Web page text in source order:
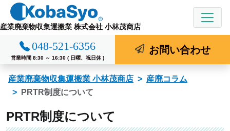
テ
ッ
プ
産業廃棄物収集運搬業 株式会社 小林茂商店
048-521-6356
営業時間 8:30 ～ 16:30 ( 日曜、祝日休 )
お問い合わせ
産業廃棄物収集運搬業 小林茂商店
産廃コラム
PRTR制度について
PRTR制度について